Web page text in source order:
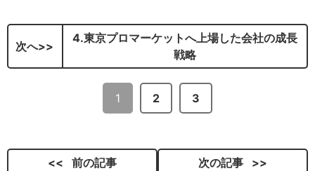
次へ
4.東京プロマーケットへ上場した会社の成長
戦略
1 2 3
前の記事 次の記事